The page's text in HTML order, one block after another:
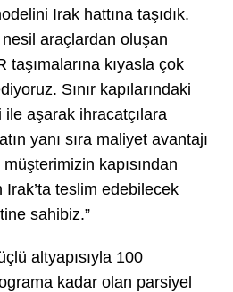
Irak hattına taşıdık.
araçlardan oluşan
kıyasla çok
Sınır kapılarındaki
aşarak ihracatçılara
yanı sıra maliyet avantajı
kapısından
Irak’ta teslim edebilecek
sahibiz.”
altyapısıyla 100
kadar olan parsiyel